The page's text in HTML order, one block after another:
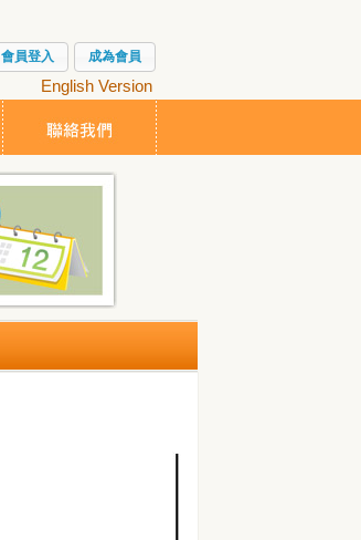
會員登入 成為會員
English Version